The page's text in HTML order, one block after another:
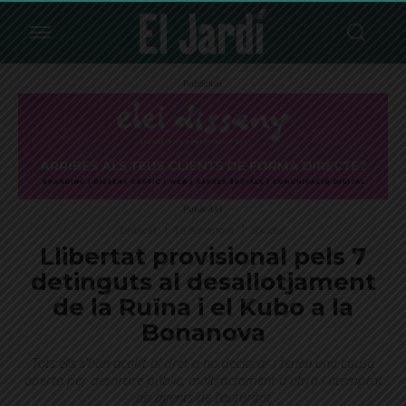
Publicitat
Publicitat
Llibertat provisional pels 7
detinguts al desallotjament
de la Ruïna i el Kubo a la
Bonanova
Tots ells s'han acollit al dret a no declarar i tenen una causa
oberta per desordre públic, maltractament d'obra i atemptat
als agents de l'autoritat